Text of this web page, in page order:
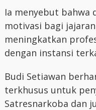
Ia menyebut bahwa
motivasi bagi
meningkatkan
dengan instansi
Budi Setiawan
terkhusus untuk
Satresnarkoba dan